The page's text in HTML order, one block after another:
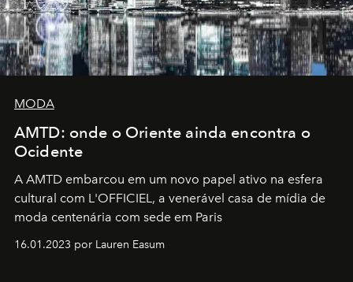
MODA
AMTD: onde o Oriente ainda encontra o
Ocidente
A AMTD embarcou em um novo papel ativo na esfera
cultural com L'OFFICIEL, a venerável casa de mídia de
moda centenária com sede em Paris
16.01.2023 por Lauren Easum